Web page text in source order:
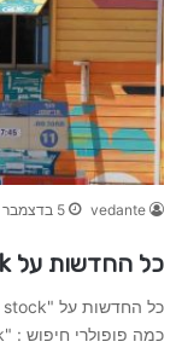
vedante 5 בדצמבר 2025
כל החדשות על netflix stock
כמה פופולרי חיפוש : "netflix stock" בישראל 500+…